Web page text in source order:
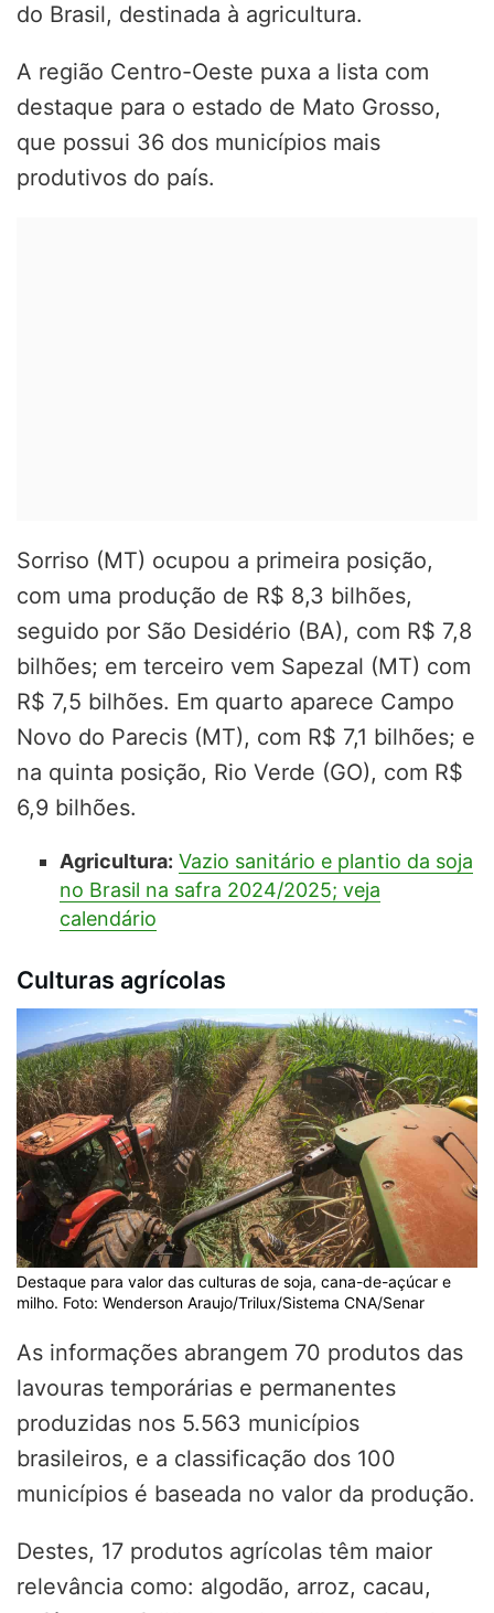
do Brasil, destinada à agricultura.
A região Centro-Oeste puxa a lista com
destaque para o estado de Mato Grosso,
que possui 36 dos municípios mais
produtivos do país.
Sorriso (MT) ocupou a primeira posição,
com uma produção de R$ 8,3 bilhões,
seguido por São Desidério (BA), com R$ 7,8
bilhões; em terceiro vem Sapezal (MT) com
R$ 7,5 bilhões. Em quarto aparece Campo
Novo do Parecis (MT), com R$ 7,1 bilhões; e
na quinta posição, Rio Verde (GO), com R$
6,9 bilhões.
Agricultura: Vazio sanitário e plantio da soja
no Brasil na safra 2024/2025; veja
calendário
Culturas agrícolas
Destaque para valor das culturas de soja, cana-de-açúcar e
milho. Foto: Wenderson Araujo/Trilux/Sistema CNA/Senar
As informações abrangem 70 produtos das
lavouras temporárias e permanentes
produzidas nos 5.563 municípios
brasileiros, e a classificação dos 100
municípios é baseada no valor da produção.
Destes, 17 produtos agrícolas têm maior
relevância como: algodão, arroz, cacau,